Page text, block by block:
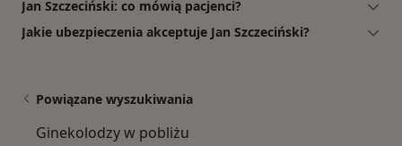
Jan Szczeciński: co mówią pacjenci?
Jakie ubezpieczenia akceptuje Jan Szczeciński?
Powiązane wyszukiwania
Ginekolodzy w pobliżu